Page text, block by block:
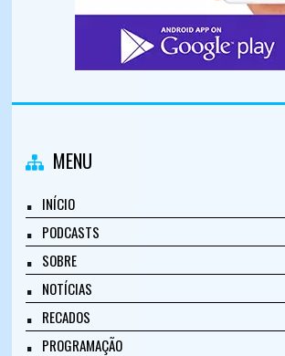
MENU
INÍCIO
PODCASTS
SOBRE
NOTÍCIAS
RECADOS
PROGRAMAÇÃO